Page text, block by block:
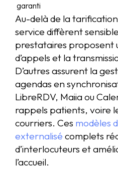
garanti
Au-delà de la
service diffèrent
prestataires proposent
d’appels et la
D’autres assurent la
agendas en
LibreRDV, Maiia ou
rappels patients, voire
courriers. Ces modèles
externalisé complets
d’interlocuteurs et
l’accueil.